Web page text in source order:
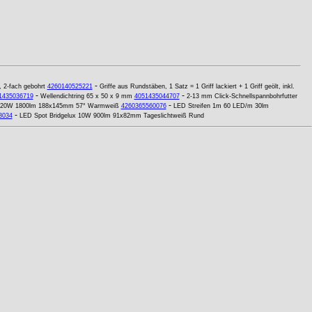
2-fach gebohrt 4260140525221- Griffe aus Rundstäben, 1 Satz = 1 Griff lackiert + 1 Griff geölt, inkl.
- Wellendichtring 65 x 50 x 9 mm 4051435044707- 2-13 mm Click-Schnellspannbohrfutter
1800lm 188x145mm 57° Warmweiß 4260365560076- LED Streifen 1m 60 LED/m 30lm
- LED Spot Bridgelux 10W 900lm 91x82mm Tageslichtweiß Rund